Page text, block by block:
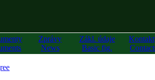
Zprávy
News
Zákl. údaje
Basic fig.